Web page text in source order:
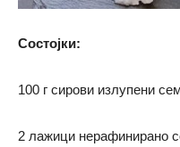
Состојки:
100 г сирови излупени
2 лажици нерафинирано